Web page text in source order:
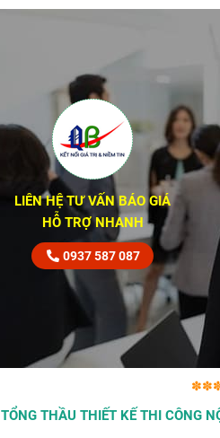
LIÊN HỆ TƯ VẤN BÁO GIÁ
HỖ TRỢ NHANH
0937 587 087
TỔNG THẦU THIẾT KẾ THI CÔNG